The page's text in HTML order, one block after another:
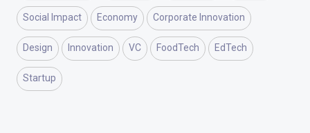
Social Impact Economy Corporate Innovation
Design Innovation VC FoodTech EdTech
Startup